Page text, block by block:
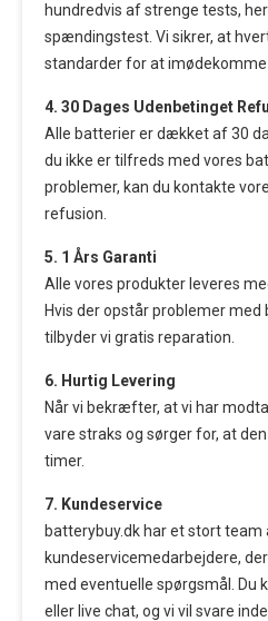
hundredvis af strenge tests,
spændingstest. Vi sikrer, at
standarder for at imødekomme
4. 30 Dages Udenbetinget
Alle batterier er dækket af 30
du ikke er tilfreds med vores
problemer, kan du kontakte
refusion.
5. 1 Års Garanti
Alle vores produkter leveres
Hvis der opstår problemer
tilbyder vi gratis reparation.
6. Hurtig Levering
Når vi bekræfter, at vi har
vare straks og sørger for, at
timer.
7. Kundeservice
batterybuy.dk har et stort team
kundeservicemedarbejdere,
med eventuelle spørgsmål. Du
eller live chat, og vi vil svare